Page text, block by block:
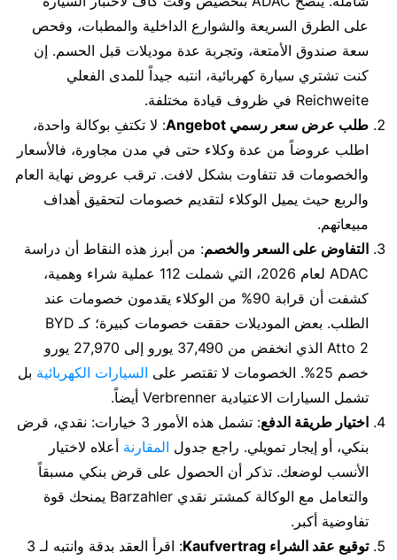
على الطرق السريعة والشوارع الداخلية والمطبات، وفحص
سعة صندوق الأمتعة، وتجربة عدة موديلات قبل الحسم. إن
كنت تشتري سيارة كهربائية، انتبه جيداً للمدى الفعلي
Reichweite في ظروف قيادة مختلفة.
طلب عرض سعر رسمي Angebot
: لا تكتفِ بوكالة واحدة،
اطلب عروضاً من عدة وكلاء حتى في مدن مجاورة، فالأسعار
والخصومات قد تتفاوت بشكل لافت. ترقب عروض نهاية العام
والربع حيث يميل الوكلاء لتقديم خصومات لتحقيق أهداف
مبيعاتهم.
التفاوض على السعر والخصم: من أبرز هذه النقاط أن دراسة
ADAC لعام 2026، التي شملت 112 عملية شراء وهمية،
كشفت أن قرابة 90% من الوكلاء يقدمون خصومات عند
الطلب. بعض الموديلات حققت خصومات كبيرة؛ كـ BYD
Atto 2 الذي انخفض من 37,490 يورو إلى 27,970 يورو
خصم 25%. الخصومات لا تقتصر على
السيارات الكهربائية بل
تشمل السيارات الاعتيادية Verbrenner أيضاً.
اختيار طريقة الدفع
: تشمل هذه الأمور 3 خيارات: نقدي، قرض
بنكي، أو إيجار تمويلي. راجع جدول المقارنة أعلاه لاختيار
الأنسب لوضعك. تذكر أن الحصول على قرض بنكي مسبقاً
والتعامل مع الوكالة كمشتر نقدي Barzahler يمنحك قوة
تفاوضية أكبر.
توقيع عقد الشراء Kaufvertrag
: اقرأ العقد بدقة وانتبه لـ 3